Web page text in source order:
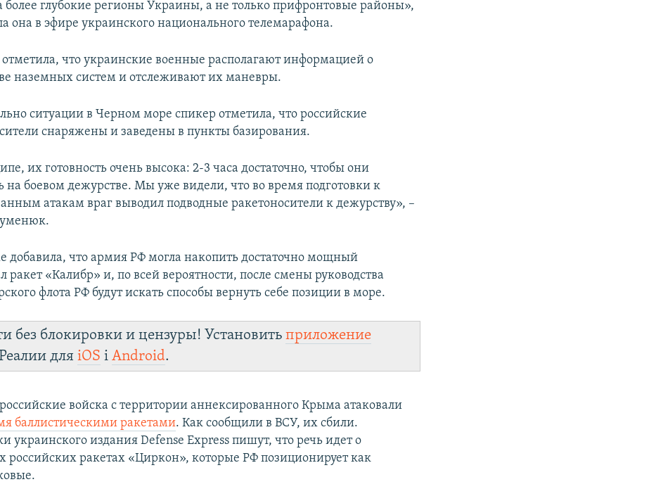
более глубокие регионы Украины, а не только прифронтовые районы»,
она в эфире украинского национального телемарафона.
что украинские военные располагают информацией о
наземных систем и отслеживают их маневры.
ситуации в Черном море спикер отметила, что российские
снаряжены и заведены в пункты базирования.
их готовность очень высока: 2-3 часа достаточно, чтобы они
на боевом дежурстве. Мы уже видели, что во время подготовки к
атакам враг выводил подводные ракетоносители к дежурству», –
добавила, что армия РФ могла накопить достаточно мощный
ракет «Калибр» и, по всей вероятности, после смены руководства
флота РФ будут искать способы вернуть себе позиции в море.
без блокировки и цензуры! Установитьприложение
дляiOS іAndroid.
войска с территории аннексированного Крыма атаковали
баллистическими ракетами. Как сообщили в ВСУ, их сбили.
украинского издания Defense Express пишут, что речь идет о
российских ракетах «Циркон», которые РФ позиционирует как